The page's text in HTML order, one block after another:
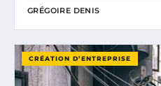
GRÉGOIRE DENIS
CRÉATION D’ENTREPRISE